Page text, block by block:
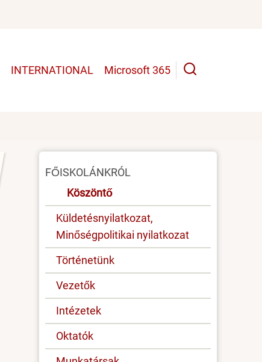
INTERNATIONAL Microsoft 365
Oldal
menü
FŐISKOLÁNKRÓL
Köszöntő
Küldetésnyilatkozat,
Minőségpolitikai nyilatkozat
Történetünk
Vezetők
Intézetek
Oktatók